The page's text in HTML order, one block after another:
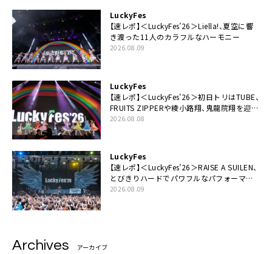
LuckyFes
【速レポ】＜LuckyFes’26＞Liella!、夏空に響
き渡った11人のカラフルなハーモニー
2026.08.09
LuckyFes
【速レポ】＜LuckyFes’26＞初日トリはTUBE、
FRUITS ZIPPERや綾小路翔、鬼龍院翔を迎え
た豪華コラボも「知ってたらぜひ一緒に歌っ
2026.08.08
LuckyFes
【速レポ】＜LuckyFes’26＞RAISE A SUILEN、
とびきりハードでパワフルなパフォーマン
ス「一緒に踊っていただけますか？」
2026.08.09
Archives アーカイブ